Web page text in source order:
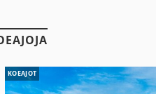
KOEAJOT